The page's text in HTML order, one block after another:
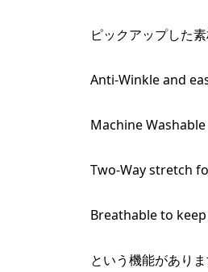
ピックアップした
Anti-Winkle and
Machine
Two-Way stretch
Breathable to
という機能があり